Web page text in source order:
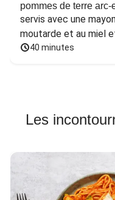
pommes de terre arc-
servis avec une
moutarde et au miel
40 minutes
Les